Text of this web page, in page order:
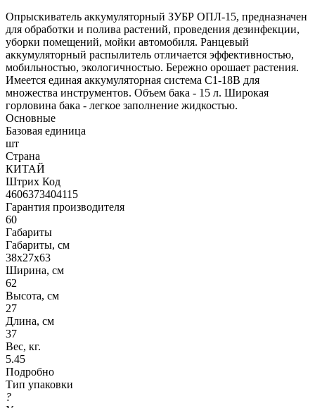
Опрыскиватель аккумуляторный ЗУБР ОПЛ-15, предназначен
для обработки и полива растений, проведения дезинфекции,
уборки помещений, мойки автомобиля. Ранцевый
аккумуляторный распылитель отличается эффективностью,
мобильностью, экологичностью. Бережно орошает растения.
Имеется единая аккумуляторная система С1-18В для
множества инструментов. Объем бака - 15 л. Широкая
горловина бака - легкое заполнение жидкостью.
Основные
Базовая единица
шт
Страна
КИТАЙ
Штрих Код
4606373404115
Гарантия производителя
60
Габариты
Габариты, см
38x27x63
Ширина, см
62
Высота, см
27
Длина, см
37
Вес, кг.
5.45
Подробно
Тип упаковки
?